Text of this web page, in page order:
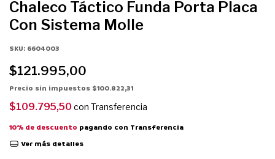
Chaleco Táctico Funda Porta Placa
Con Sistema Molle
SKU: 6604003
$121.995,00
Precio sin impuestos $100.822,31
$109.795,50 con Transferencia
10% de descuento pagando con Transferencia
Ver más detalles